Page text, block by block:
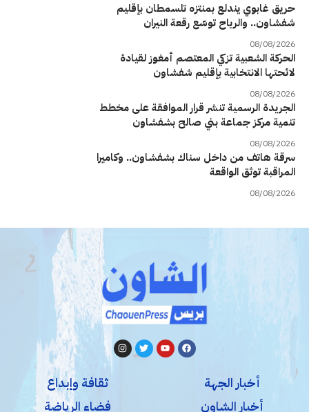
حريق غابوي يندلع بمنتزه تلسمطان بإقليم
شفشاون.. والرياح توسّع رقعة النيران
08/08/2026
الحركة الشعبية تزكي المعتصم أمغوز لقيادة
لائحتها الانتخابية بإقليم شفشاون
08/08/2026
الجريدة الرسمية تنشر قرار الموافقة على مخطط
تنمية مركز جماعة بني صالح بشفشاون
08/08/2026
سرقة هاتف من داخل سناك بشفشاون.. وكاميرا
المراقبة توثق الواقعة
08/08/2026
أخبار الجهة
أخبار الشاون
ثقافة وإبداع
فضاء الرياضة